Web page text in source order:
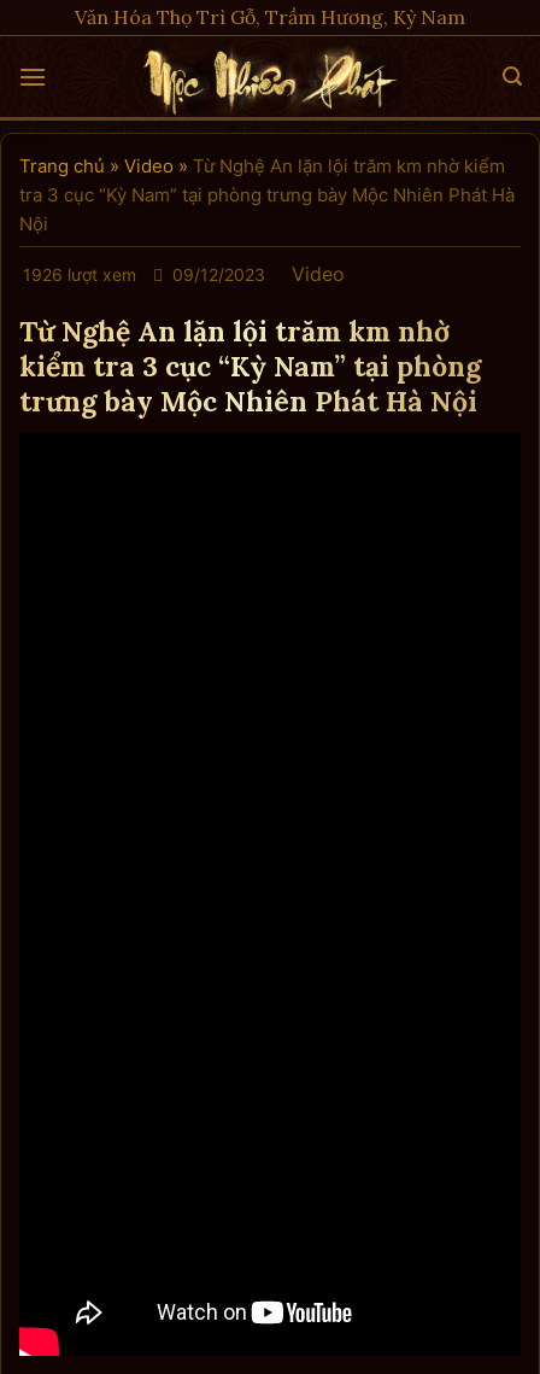
to
content
Văn Hóa Thọ Trì Gỗ, Trầm Hương, Kỳ Nam
Trang chủ » Video » Từ Nghệ An lặn lội trăm km nhờ kiểm
tra 3 cục “Kỳ Nam” tại phòng trưng bày Mộc Nhiên Phát Hà
Nội
1926 lượt xem 09/12/2023 Video
Từ Nghệ An lặn lội trăm km nhờ
kiểm tra 3 cục “Kỳ Nam” tại phòng
trưng bày Mộc Nhiên Phát Hà Nội